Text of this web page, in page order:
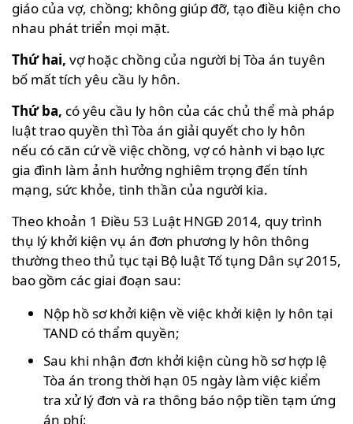
giáo của vợ, chồng; không giúp đỡ, tạo điều kiện cho
nhau phát triển mọi mặt.
Thứ hai, vợ hoặc chồng của người bị Tòa án tuyên
bố mất tích yêu cầu ly hôn.
Thứ ba, có yêu cầu ly hôn của các chủ thể mà pháp
luật trao quyền thì Tòa án giải quyết cho ly hôn
nếu có căn cứ về việc chồng, vợ có hành vi bạo lực
gia đình làm ảnh hưởng nghiêm trọng đến tính
mạng, sức khỏe, tinh thần của người kia.
Theo khoản 1 Điều 53 Luật HNGĐ 2014, quy trình
thụ lý khởi kiện vụ án đơn phương ly hôn thông
thường theo thủ tục tại Bộ luật Tố tụng Dân sự 2015,
bao gồm các giai đoạn sau:
Nộp hồ sơ khởi kiện về việc khởi kiện ly hôn tại
TAND có thẩm quyền;
Sau khi nhận đơn khởi kiện cùng hồ sơ hợp lệ
Tòa án trong thời hạn 05 ngày làm việc kiểm
tra xử lý đơn và ra thông báo nộp tiền tạm ứng
án phí;